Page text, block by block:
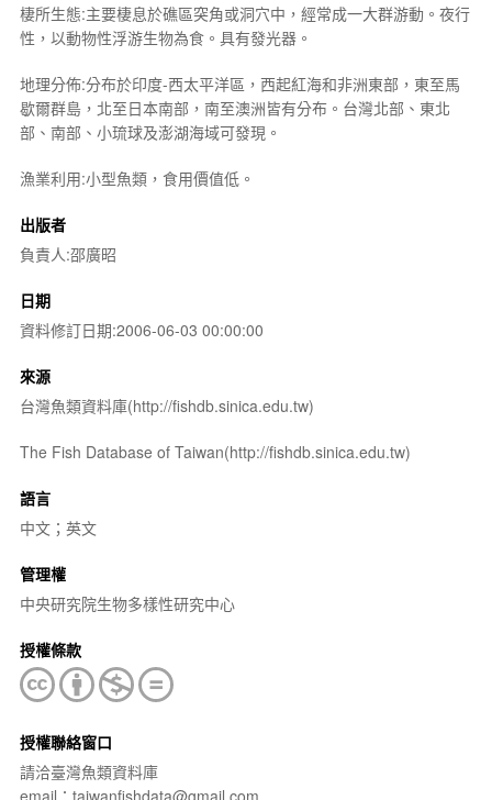
棲所生態:主要棲息於礁區突角或洞穴中，經常成一大群游動。夜行
性，以動物性浮游生物為食。具有發光器。
地理分佈:分布於印度-西太平洋區，西起紅海和非洲東部，東至馬
歇爾群島，北至日本南部，南至澳洲皆有分布。台灣北部、東北
部、南部、小琉球及澎湖海域可發現。
漁業利用:小型魚類，食用價值低。
出版者
負責人:邵廣昭
日期
資料修訂日期:2006-06-03 00:00:00
來源
台灣魚類資料庫(http://fishdb.sinica.edu.tw)
The Fish Database of Taiwan(http://fishdb.sinica.edu.tw)
語言
中文；英文
管理權
中央研究院生物多樣性研究中心
授權條款
授權聯絡窗口
請洽臺灣魚類資料庫
email：taiwanfishdata@gmail.com